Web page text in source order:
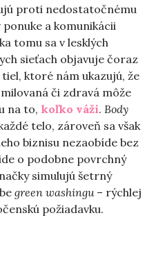
proti nedostatočnému
a komunikácii
tomu sa v lesklých
sieťach objavuje čoraz
ktoré nám ukazujú, že
či zdravá môže
na to, koľko váži. Body
telo, zároveň sa však
biznisu nezaobíde bez
o podobne povrchný
simulujú šetrný
green washingu– rýchlej
požiadavku.
vytvorené s láskou.